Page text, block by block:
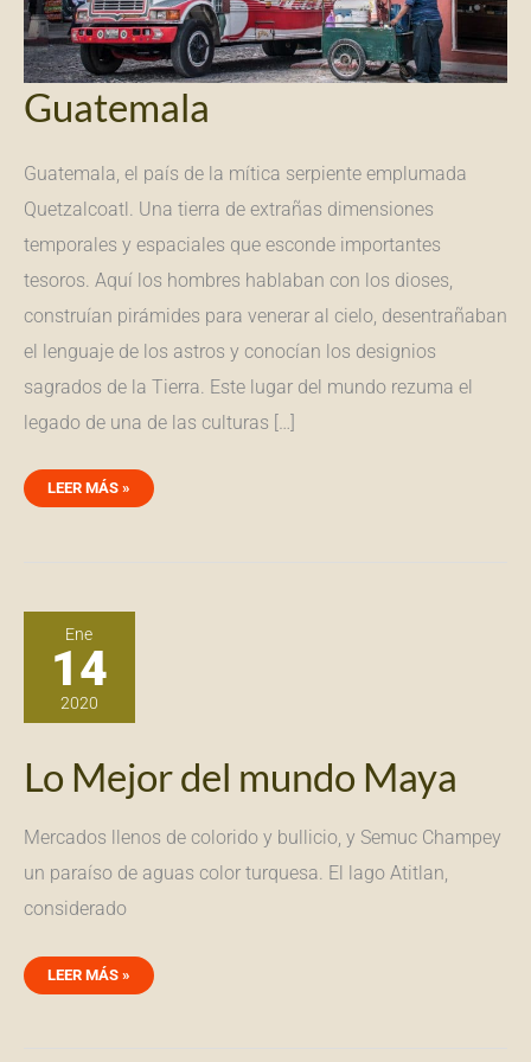
Guatemala
Guatemala, el país de la mítica serpiente emplumada
Quetzalcoatl. Una tierra de extrañas dimensiones
temporales y espaciales que esconde importantes
tesoros. Aquí los hombres hablaban con los dioses,
construían pirámides para venerar al cielo, desentrañaban
el lenguaje de los astros y conocían los designios
sagrados de la Tierra. Este lugar del mundo rezuma el
legado de una de las culturas […]
LEER MÁS »
Ene
14
2020
Lo Mejor del mundo Maya
Mercados llenos de colorido y bullicio, y Semuc Champey
un paraíso de aguas color turquesa. El lago Atitlan,
considerado
LO
MEJOR
DEL
MUNDO
MAYA
LEER MÁS »